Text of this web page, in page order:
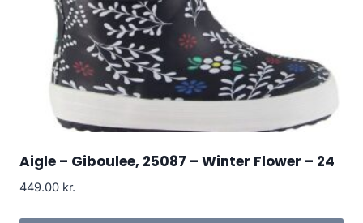
Aigle – Giboulee, 25087 – Winter Flower – 24
449.00 kr.